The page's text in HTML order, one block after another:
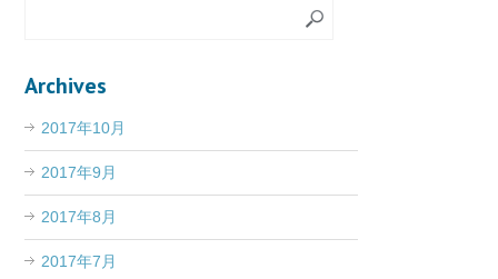
Archives
2017年10月
2017年9月
2017年8月
2017年7月